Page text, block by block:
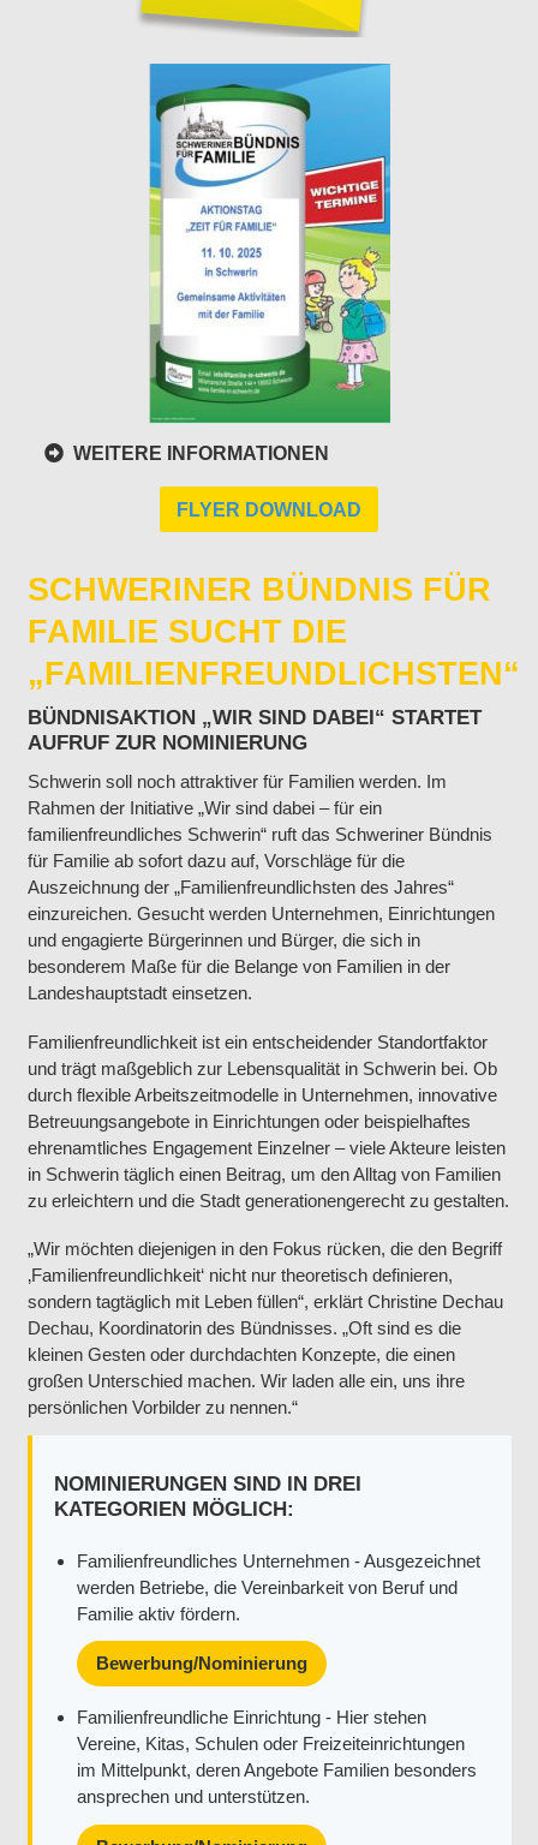
WEITERE INFORMATIONEN
FLYER DOWNLOAD
SCHWERINER BÜNDNIS FÜR
FAMILIE SUCHT DIE
„FAMILIENFREUNDLICHSTEN“
BÜNDNISAKTION „WIR SIND DABEI“ STARTET
AUFRUF ZUR NOMINIERUNG
Schwerin soll noch attraktiver für Familien werden. Im
Rahmen der Initiative „Wir sind dabei – für ein
familienfreundliches Schwerin“ ruft das Schweriner Bündnis
für Familie ab sofort dazu auf, Vorschläge für die
Auszeichnung der „Familienfreundlichsten des Jahres“
einzureichen. Gesucht werden Unternehmen, Einrichtungen
und engagierte Bürgerinnen und Bürger, die sich in
besonderem Maße für die Belange von Familien in der
Landeshauptstadt einsetzen.
Familienfreundlichkeit ist ein entscheidender Standortfaktor
und trägt maßgeblich zur Lebensqualität in Schwerin bei. Ob
durch flexible Arbeitszeitmodelle in Unternehmen, innovative
Betreuungsangebote in Einrichtungen oder beispielhaftes
ehrenamtliches Engagement Einzelner – viele Akteure leisten
in Schwerin täglich einen Beitrag, um den Alltag von Familien
zu erleichtern und die Stadt generationengerecht zu gestalten.
„Wir möchten diejenigen in den Fokus rücken, die den Begriff
‚Familienfreundlichkeit‘ nicht nur theoretisch definieren,
sondern tagtäglich mit Leben füllen“, erklärt Christine Dechau
Dechau, Koordinatorin des Bündnisses. „Oft sind es die
kleinen Gesten oder durchdachten Konzepte, die einen
großen Unterschied machen. Wir laden alle ein, uns ihre
persönlichen Vorbilder zu nennen.“
NOMINIERUNGEN SIND IN DREI
KATEGORIEN MÖGLICH:
Familienfreundliches Unternehmen - Ausgezeichnet
werden Betriebe, die Vereinbarkeit von Beruf und
Familie aktiv fördern.
Bewerbung/Nominierung
Familienfreundliche Einrichtung - Hier stehen
Vereine, Kitas, Schulen oder Freizeiteinrichtungen
im Mittelpunkt, deren Angebote Familien besonders
ansprechen und unterstützen.